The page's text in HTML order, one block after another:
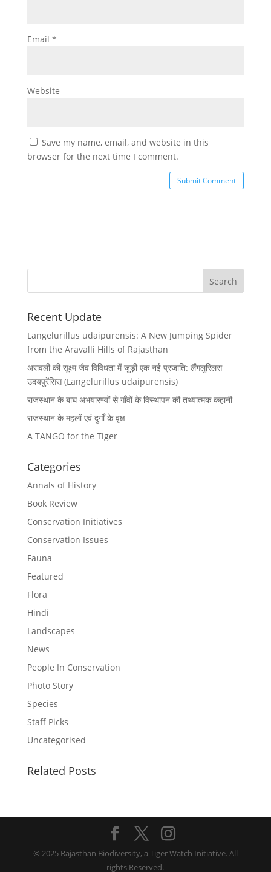
Email *
Website
Save my name, email, and website in this
browser for the next time I comment.
Recent Update
Langelurillus udaipurensis: A New Jumping Spider
from the Aravalli Hills of Rajasthan
अरावली की सूक्ष्म जैव विविधता में जुड़ी एक नई प्रजाति: लैंगलुरिलस
उदयपुरेंसिस (Langelurillus udaipurensis)
राजस्थान के बाघ अभयारण्यों से गाँवों के विस्थापन की तथ्यात्मक कहानी
राजस्थान के महलों एवं दुर्गों के वृक्ष
A TANGO for the Tiger
Categories
Annals of History
Book Review
Conservation Initiatives
Conservation Issues
Fauna
Featured
Flora
Hindi
Landscapes
News
People In Conservation
Photo Story
Species
Staff Picks
Uncategorised
Related Posts
© 2025 Rajasthan Biodiversity, a Tiger Watch Initiative. All
rights Reserved.